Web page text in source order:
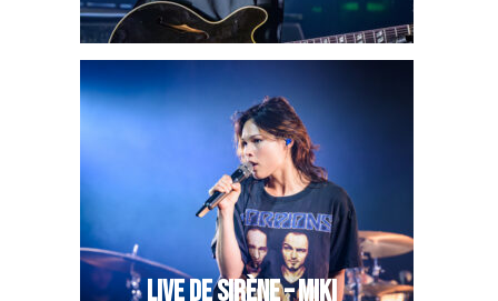
LIVE DE SIRÈNE – MIKI